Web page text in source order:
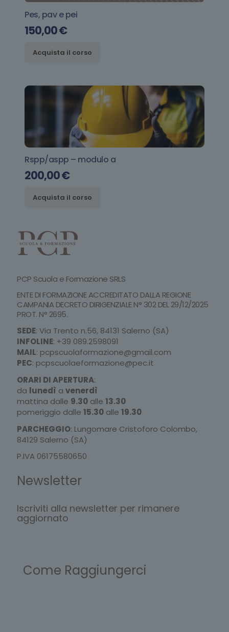
Pes, pav e pei
150,00€
Acquista il corso
Rspp/aspp – modulo a
200,00€
Acquista il corso
PCP Scuola e Formazione SRLS
ENTE DI FORMAZIONE ACCREDITATO DALLA REGIONE
CAMPANIA DECRETO DIRIGENZIALE N° 302 DEL 29/12/2025
PROT. N° 2695.
SEDE: Via Trento n.56, 84131 Salerno (SA)
INFOLINE: +39 089.2598091
MAIL: pcpscuolaformazione@gmail.com
PEC: pcpscuolaeformazione@pec.it
ORARI DI APERTURA:
da lunedì a venerdì
mattina dalle 9.30 alle 13.30
pomeriggio dalle 15.30 alle 19.30
PARCHEGGIO: Lungomare Cristoforo Colombo,
84129 Salerno (SA)
P.IVA 06175580650
Newsletter
Iscriviti alla newsletter per rimanere
aggiornato
Come Raggiungerci